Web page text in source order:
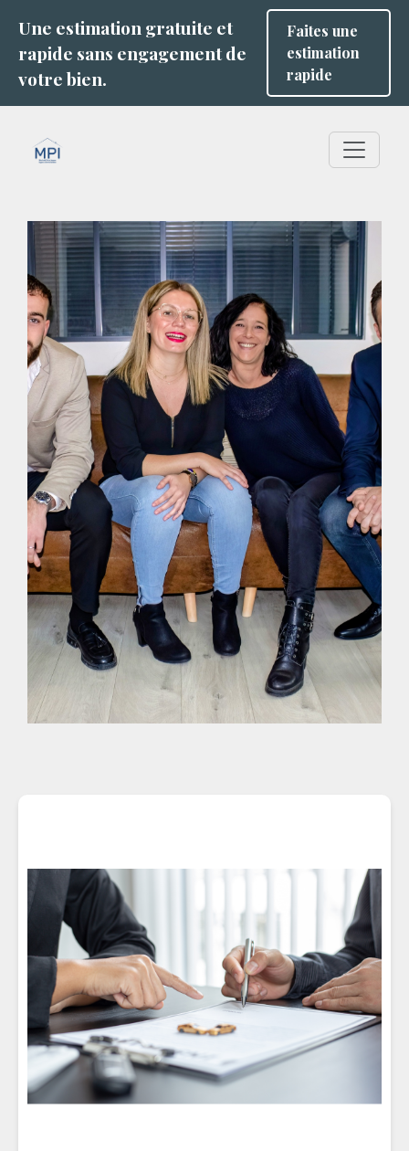
Une estimation gratuite et
rapide sans engagement de
votre bien.
Faites une
estimation
rapide